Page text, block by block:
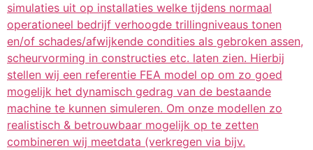
simulaties uit op installaties welke tijdens normaal
operationeel bedrijf verhoogde trillingniveaus tonen
en/of schades/afwijkende condities als gebroken assen,
scheurvorming in constructies etc. laten zien. Hierbij
stellen wij een referentie FEA model op om zo goed
mogelijk het dynamisch gedrag van de bestaande
machine te kunnen simuleren. Om onze modellen zo
realistisch & betrouwbaar mogelijk op te zetten
combineren wij meetdata (verkregen via bijv.